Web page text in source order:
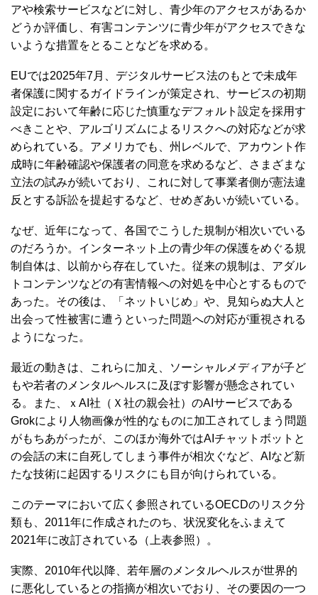
アや検索サービスなどに対し、青少年のアクセスがあるか
どうか評価し、有害コンテンツに青少年がアクセスできな
いような措置をとることなどを求める。
EUでは2025年7月、デジタルサービス法のもとで未成年
者保護に関するガイドラインが策定され、サービスの初期
設定において年齢に応じた慎重なデフォルト設定を採用す
べきことや、アルゴリズムによるリスクへの対応などが求
められている。アメリカでも、州レベルで、アカウント作
成時に年齢確認や保護者の同意を求めるなど、さまざまな
立法の試みが続いており、これに対して事業者側が憲法違
反とする訴訟を提起するなど、せめぎあいが続いている。
なぜ、近年になって、各国でこうした規制が相次いでいる
のだろうか。インターネット上の青少年の保護をめぐる規
制自体は、以前から存在していた。従来の規制は、アダル
トコンテンツなどの有害情報への対処を中心とするもので
あった。その後は、「ネットいじめ」や、見知らぬ大人と
出会って性被害に遭うといった問題への対応が重視される
ようになった。
最近の動きは、これらに加え、ソーシャルメディアが子ど
もや若者のメンタルヘルスに及ぼす影響が懸念されてい
る。また、ｘAI社（Ｘ社の親会社）のAIサービスである
Grokにより人物画像が性的なものに加工されてしまう問題
がもちあがったが、このほか海外ではAIチャットボットと
の会話の末に自死してしまう事件が相次ぐなど、AIなど新
たな技術に起因するリスクにも目が向けられている。
このテーマにおいて広く参照されているOECDのリスク分
類も、2011年に作成されたのち、状況変化をふまえて
2021年に改訂されている（上表参照）。
実際、2010年代以降、若年層のメンタルヘルスが世界的
に悪化しているとの指摘が相次いでおり、その要因の一つ